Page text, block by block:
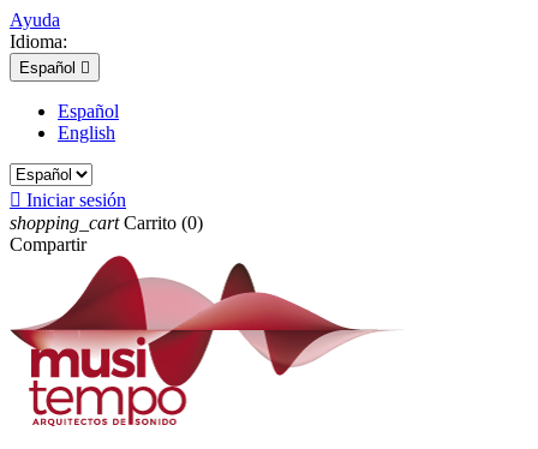
Ayuda
Idioma:
Español 
Español
English
 Iniciar sesión
shopping_cart Carrito (0)
Compartir